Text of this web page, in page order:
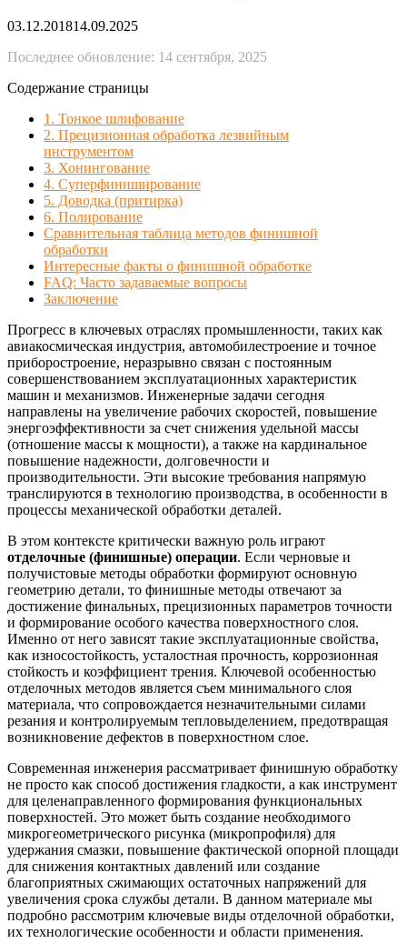
03.12.201814.09.2025
Последнее обновление: 14 сентября, 2025
Содержание страницы
1. Тонкое шлифование
2. Прецизионная обработка лезвийным
инструментом
3. Хонингование
4. Суперфиниширование
5. Доводка (притирка)
6. Полирование
Сравнительная таблица методов финишной
обработки
Интересные факты о финишной обработке
FAQ: Часто задаваемые вопросы
Заключение
Прогресс в ключевых отраслях промышленности, таких как
авиакосмическая индустрия, автомобилестроение и точное
приборостроение, неразрывно связан с постоянным
совершенствованием эксплуатационных характеристик
машин и механизмов. Инженерные задачи сегодня
направлены на увеличение рабочих скоростей, повышение
энергоэффективности за счет снижения удельной массы
(отношение массы к мощности), а также на кардинальное
повышение надежности, долговечности и
производительности. Эти высокие требования напрямую
транслируются в технологию производства, в особенности в
процессы механической обработки деталей.
В этом контексте критически важную роль играют
отделочные (финишные) операции. Если черновые и
получистовые методы обработки формируют основную
геометрию детали, то финишные методы отвечают за
достижение финальных, прецизионных параметров точности
и формирование особого качества поверхностного слоя.
Именно от него зависят такие эксплуатационные свойства,
как износостойкость, усталостная прочность, коррозионная
стойкость и коэффициент трения. Ключевой особенностью
отделочных методов является съем минимального слоя
материала, что сопровождается незначительными силами
резания и контролируемым тепловыделением, предотвращая
возникновение дефектов в поверхностном слое.
Современная инженерия рассматривает финишную обработку
не просто как способ достижения гладкости, а как инструмент
для целенаправленного формирования функциональных
поверхностей. Это может быть создание необходимого
микрогеометрического рисунка (микропрофиля) для
удержания смазки, повышение фактической опорной площади
для снижения контактных давлений или создание
благоприятных сжимающих остаточных напряжений для
увеличения срока службы детали. В данном материале мы
подробно рассмотрим ключевые виды отделочной обработки,
их технологические особенности и области применения.